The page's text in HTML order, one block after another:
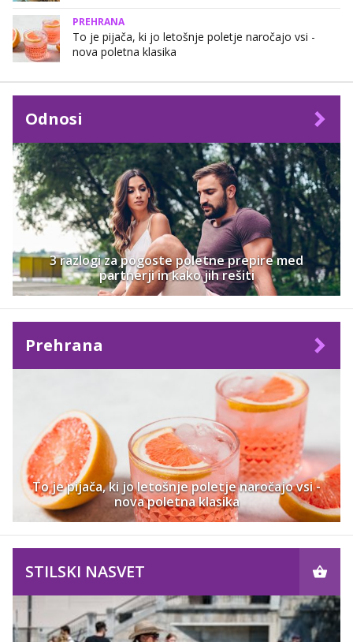
PREHRANA
To je pijača, ki jo letošnje poletje naročajo vsi -
nova poletna klasika
Odnosi
3 razlogi za pogoste poletne prepire med
partnerji in kako jih rešiti
Prehrana
To je pijača, ki jo letošnje poletje naročajo vsi -
nova poletna klasika
STILSKI NASVET